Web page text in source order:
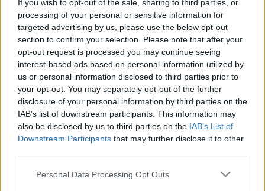
If you wish to opt-out of the sale, sharing to third parties, or
processing of your personal or sensitive information for
targeted advertising by us, please use the below opt-out
section to confirm your selection. Please note that after your
opt-out request is processed you may continue seeing
interest-based ads based on personal information utilized by
us or personal information disclosed to third parties prior to
your opt-out. You may separately opt-out of the further
disclosure of your personal information by third parties on the
IAB’s list of downstream participants. This information may
also be disclosed by us to third parties on the IAB’s List of
Downstream Participants that may further disclose it to other
Personal Data Processing Opt Outs
Dire «merci» pour cette traduction Corriger une erreur